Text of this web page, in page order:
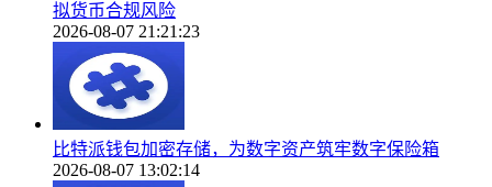
拟货币合规风险
2026-08-07 21:21:23
比特派钱包加密存储，为数字资产筑牢数字保险箱
2026-08-07 13:02:14